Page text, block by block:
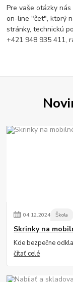
Pre vaše otázky
on-line "čet", ktorý
stránky, technickú
+421 948 935 411,
04.12.2024 Škola
Skrinky na
Kde bezpečne
čítať celé